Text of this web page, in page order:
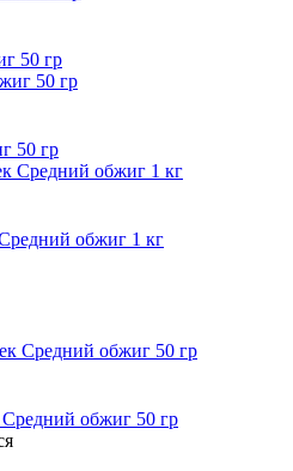
50 гр
50 гр
обжиг 1 кг
обжиг 50 гр